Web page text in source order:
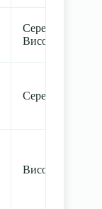
Середній/
Високий
Середній
Високий